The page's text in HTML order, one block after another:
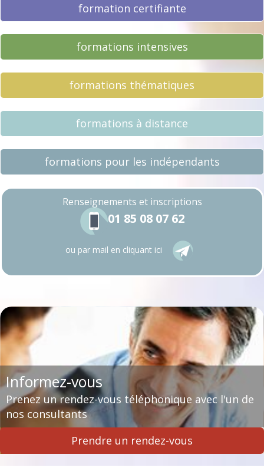
formation certifiante
formations intensives
formations thématiques
formations à distance
formations pour les indépendants
Renseignements et inscriptions
01 85 08 07 62
ou par mail en cliquant ici
Informez-vous
Prenez un rendez-vous téléphonique avec l'un de
nos consultants
Prendre un rendez-vous